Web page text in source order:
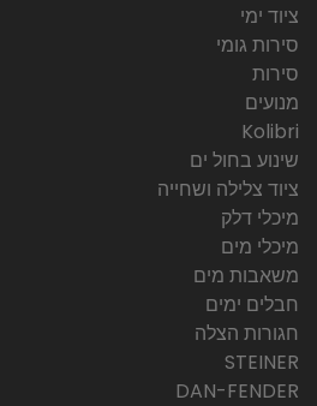
ציוד ימי
סירות גומי
סירות
מנועים
Kolibri
שינוע בחול ים
ציוד צלילה ושחייה
מיכלי דלק
מיכלי מים
משאבות מים
חבלים ימים
חגורות הצלה
STEINER
DAN-FENDER